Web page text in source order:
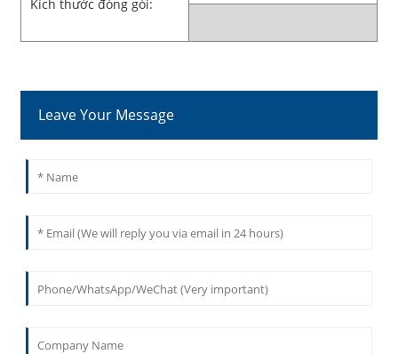
Kích thước đóng gói:
Leave Your Message